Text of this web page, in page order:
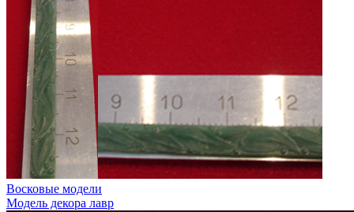
Восковые модели
Модель декора лавр